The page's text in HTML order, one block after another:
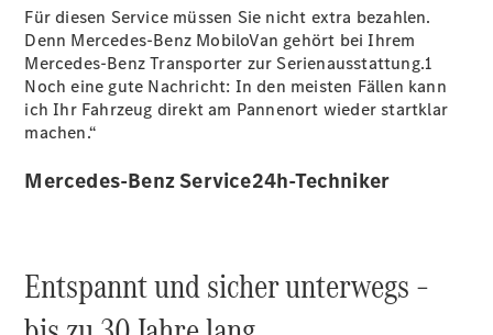
finden
Probefahrt
vereinbaren
Beratung
vereinbaren
Tel: +49
Für diesen Service müssen Sie nicht extra bezahlen.
Denn Mercedes-Benz MobiloVan gehört bei Ihrem
Mercedes-Benz Transporter zur Serienausstattung.1
Noch eine gute Nachricht: In den meisten Fällen kann
ich Ihr Fahrzeug direkt am Pannenort wieder startklar
machen.“
Mercedes-Benz Service24h-Techniker
Entspannt und sicher unterwegs –